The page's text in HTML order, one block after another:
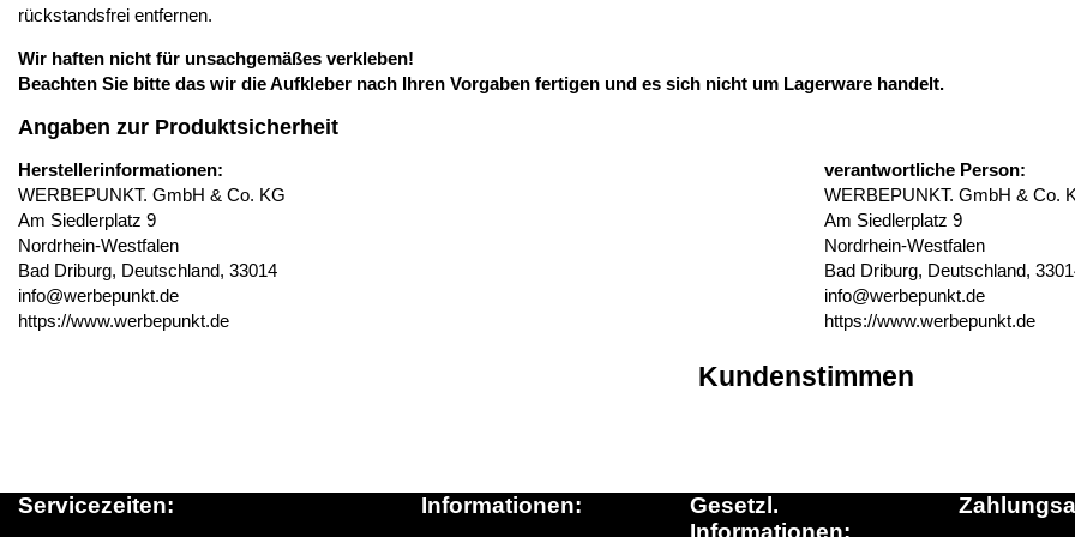
rückstandsfrei entfernen.
Wir haften nicht für unsachgemäßes verkleben!
Beachten Sie bitte das wir die Aufkleber nach Ihren Vorgaben fertigen und es sich nicht um Lagerware handelt.
Angaben zur Produktsicherheit
Herstellerinformationen:
WERBEPUNKT. GmbH & Co. KG
Am Siedlerplatz 9
Nordrhein-Westfalen
Bad Driburg, Deutschland, 33014
info@werbepunkt.de
https://www.werbepunkt.de
verantwortliche Person:
WERBEPUNKT. GmbH & Co.
Am Siedlerplatz 9
Nordrhein-Westfalen
Bad Driburg, Deutschland,
info@werbepunkt.de
https://www.werbepunkt.de
Kundenstimmen
Servicezeiten: Informationen:
Gesetzl.
Informationen: